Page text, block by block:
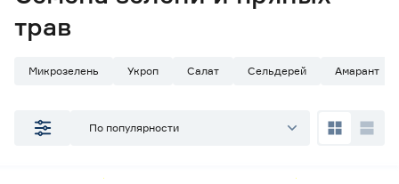
ул. Селезнева, 4
Микрозелень
18
Семена пряных трав
трав
Микрозелень Укроп Салат Сельдерей Амарант
По популярности